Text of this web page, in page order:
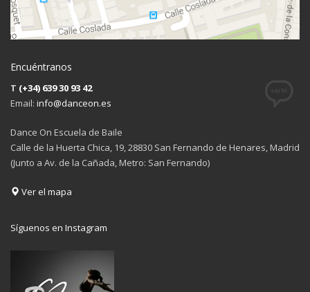
Encuéntranos
T (+34) 639 30 93 42
Email: info@danceon.es
Dance On Escuela de Baile
Calle de la Huerta Chica, 19, 28830 San Fernando de Henares, Madrid
(Junto a Av. de la Cañada, Metro: San Fernando)
Ver el mapa
Síguenos en Instagram